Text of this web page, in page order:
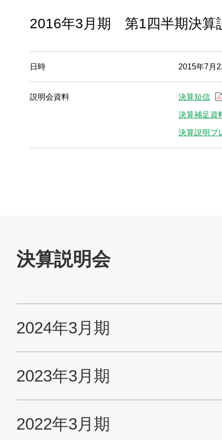
2016年3月期 第1四半期決算
日時 2015年7月
説明会資料 決算短信
決算補足資
決算説明プ
株主・投資家情報
採用情報
お問い合わせ
Nidec公式Twitterアカウント
Nidec公式Instagramアカウ
Nidec公式